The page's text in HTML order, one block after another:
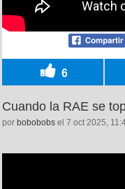
6
Cuando la RAE se
por bobobobs el 7 oct 2025,